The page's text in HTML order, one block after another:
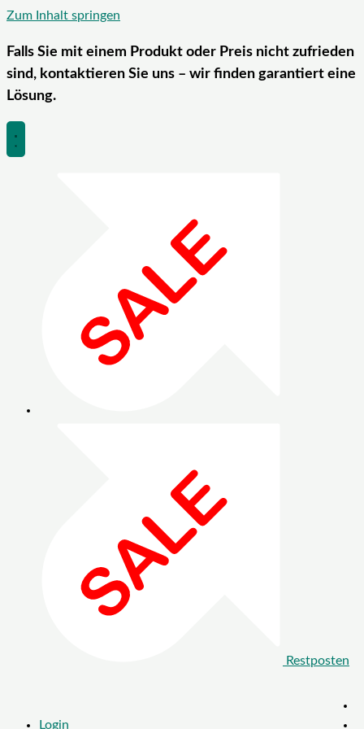
Zum Inhalt springen
Falls Sie mit einem Produkt oder Preis nicht zufrieden
sind, kontaktieren Sie uns – wir finden garantiert eine
Lösung.
Restposten
Login